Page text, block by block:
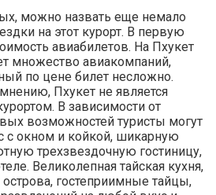
можно назвать еще немало
на этот курорт. В первую
авиабилетов. На Пхукет
множество авиакомпаний,
по цене билет несложно.
Пхукет не является
В зависимости от
возможностей туристы могут
с окном и койкой, шикарную
трехзвездочную гостиницу,
Великолепная тайская кухня,
острова, гостеприимные тайцы,